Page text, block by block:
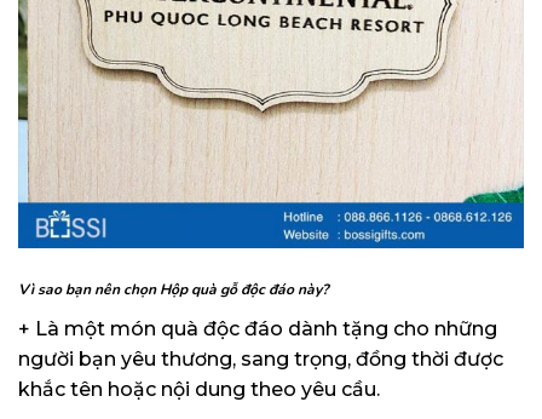
Vì sao bạn nên chọn Hộp quà gỗ độc đáo này?
+ Là một món quà độc đáo dành tặng cho những
người bạn yêu thương, sang trọng, đồng thời được
khắc tên hoặc nội dung theo yêu cầu.